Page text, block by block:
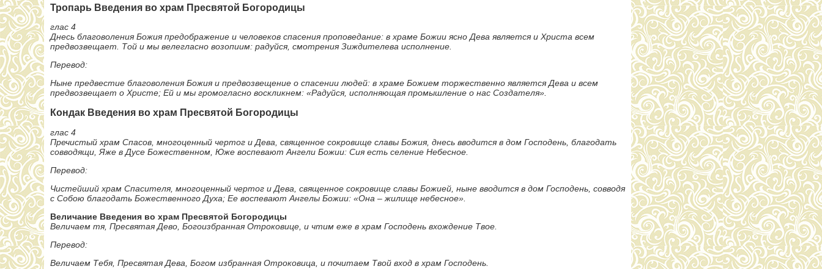
Тропарь Введения во храм Пресвятой Богородицы
глас 4
Днесь благоволения Божия предображение и человеков спасения проповедание: в храме Божии ясно Дева является и Христа всем
предвозвещает. Той и мы велегласно возопиим: радуйся, смотрения Зиждителева исполнение.
Перевод:
Ныне предвестие благоволения Божия и предвозвещение о спасении людей: в храме Божием торжественно является Дева и всем
предвозвещает о Христе; Ей и мы громогласно воскликнем: «Радуйся, исполняющая промышление о нас Создателя».
Кондак Введения во храм Пресвятой Богородицы
глас 4
Пречистый храм Спасов, многоценный чертог и Дева, священное сокровище славы Божия, днесь вводится в дом Господень, благодать
совводящи, Яже в Дусе Божественном, Юже воспевают Ангели Божии: Сия есть селение Небесное.
Перевод:
Чистейший храм Спасителя, многоценный чертог и Дева, священное сокровище славы Божией, ныне вводится в дом Господень, совводя
с Собою благодать Божественного Духа; Ее воспевают Ангелы Божии: «Она – жилище небесное».
Величание Введения во храм Пресвятой Богородицы
Величаем тя, Пресвятая Дево, Богоизбранная Отроковице, и чтим еже в храм Господень вхождение Твое.
Перевод:
Величаем Тебя, Пресвятая Дева, Богом избранная Отроковица, и почитаем Твой вход в храм Господень.